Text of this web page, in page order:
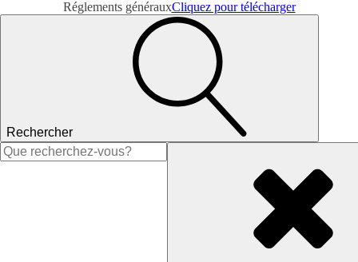
Réglements générauxCliquez pour télécharger
Rechercher
Rechercher :